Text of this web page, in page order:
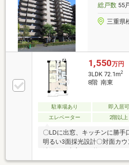
総戸数55
三重県
1,550万円
3LDK 72.1m2
8階 南東
駐車場あり 即入居可
エレベーター
2階以上
〇LDに出窓、キッチンに勝手
明るい3面採光設計〇対面カ
川井町店まで徒歩6分、買い